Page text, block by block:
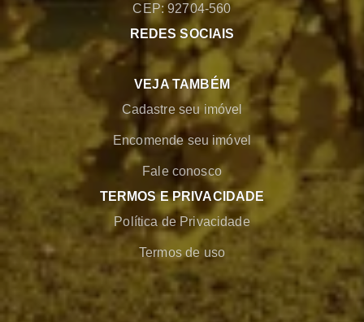
CEP: 92704-560
REDES SOCIAIS
VEJA TAMBÉM
Cadastre seu imóvel
Encomende seu imóvel
Fale conosco
TERMOS E PRIVACIDADE
Política de Privacidade
Termos de uso